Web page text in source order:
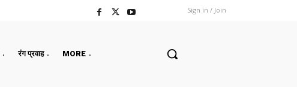
Sign in / Join
रंग प्रवाह MORE